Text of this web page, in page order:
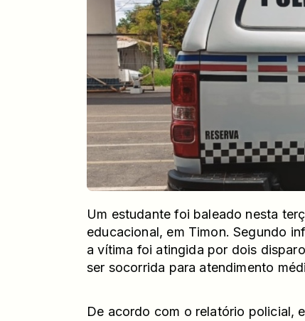
Um estudante foi baleado nesta
educacional, em Timon. Segundo
a vítima foi atingida por dois
ser socorrida para atendimento
De acordo com o relatório policial,